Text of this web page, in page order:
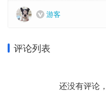
游客
评论列表
还没有评论